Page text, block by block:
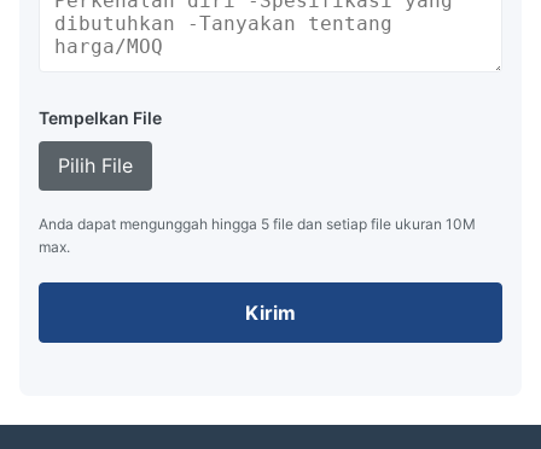
Tempelkan File
Pilih File
Anda dapat mengunggah hingga 5 file dan setiap file ukuran 10M
max.
Kirim